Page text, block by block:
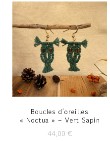
Boucles d’oreilles
« Noctua » – Vert Sapin
44,00 €